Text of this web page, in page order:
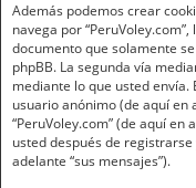
Además podemos crear
navega por
documento que solamente
phpBB. La segunda vía
mediante lo que usted envía.
usuario anónimo (de aquí en
“PeruVoley.com” (de aquí en
usted después de
adelante “sus mensajes”).